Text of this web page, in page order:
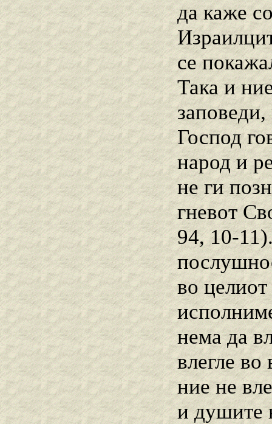
да каже
се
Така и
Господ
народ и
не ги
гневот
94, 10-
во
нема да
влегле во
ние не
и душите